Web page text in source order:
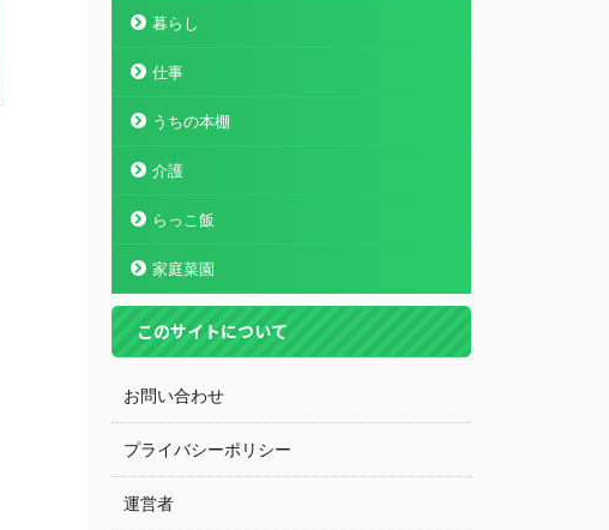
暮らし
仕事
うちの本棚
介護
らっこ飯
家庭菜園
このサイトについて
お問い合わせ
プライバシーポリシー
運営者